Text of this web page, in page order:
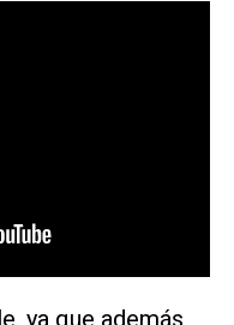
ya que además